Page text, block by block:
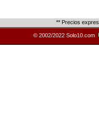
** Precios
© 2002/2022 Solo10.com